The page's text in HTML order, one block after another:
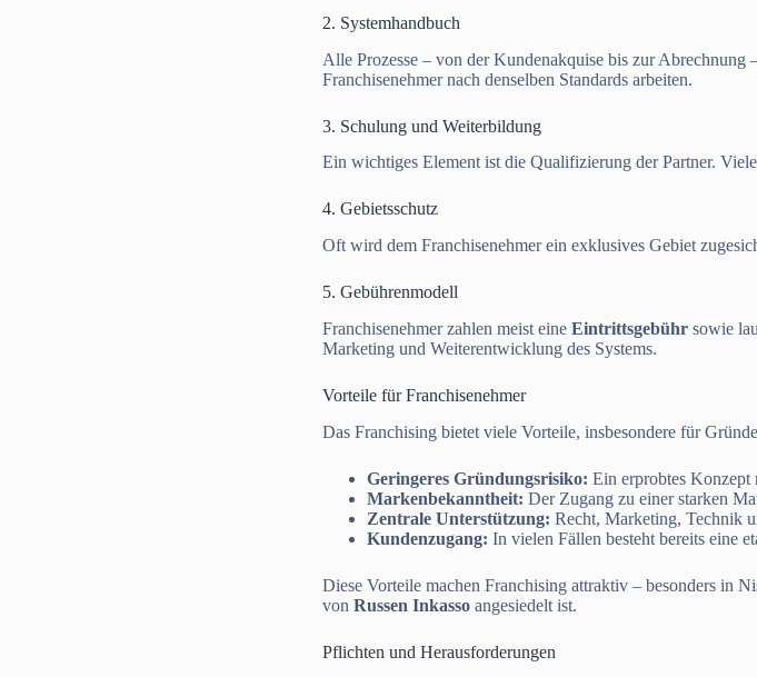
2. Systemhandbuch
Alle Prozesse – von der Kundenakquise bis zur Abrechnung
Franchisenehmer nach denselben Standards arbeiten.
3. Schulung und Weiterbildung
Ein wichtiges Element ist die Qualifizierung der Partner.
4. Gebietsschutz
Oft wird dem Franchisenehmer ein exklusives Gebiet
5. Gebührenmodell
Franchisenehmer zahlen meist eineEintrittsgebühr sowie
Marketing und Weiterentwicklung des Systems.
Vorteile für Franchisenehmer
Das Franchising bietet viele Vorteile, insbesondere für
Geringeres Gründungsrisiko: Ein erprobtes Konzept
Markenbekanntheit: Der Zugang zu einer starken
Zentrale Unterstützung: Recht, Marketing, Technik
Kundenzugang: In vielen Fällen besteht bereits eine
Diese Vorteile machen Franchising attraktiv – besonders in
vonRussen Inkasso angesiedelt ist.
Pflichten und Herausforderungen